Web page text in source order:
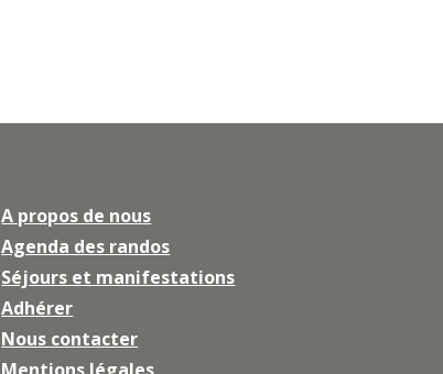
A propos de nous
Agenda des randos
Séjours et manifestations
Adhérer
Nous contacter